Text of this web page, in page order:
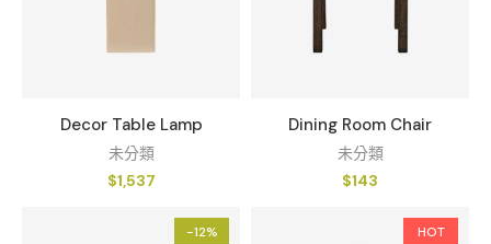
Decor Table Lamp
未分類
$1,537
Dining Room Chair
未分類
$143
-12% HOT